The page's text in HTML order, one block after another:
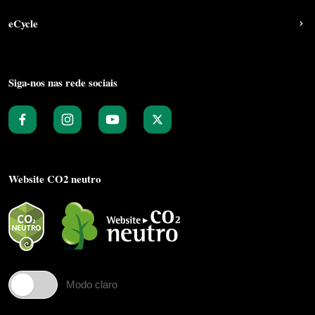
eCycle
Siga-nos nas rede sociais
Website CO2 neutro
Modo claro